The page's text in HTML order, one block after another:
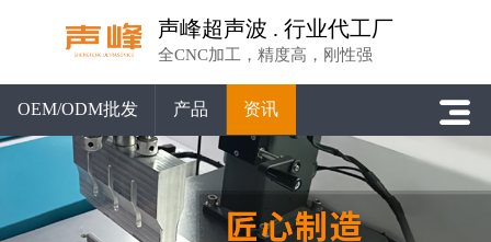
声峰超声波 . 行业代工厂
全CNC加工，精度高，刚性强
OEM/ODM批发 产品 资讯